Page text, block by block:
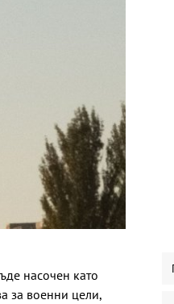
насочен като
за военни цели,